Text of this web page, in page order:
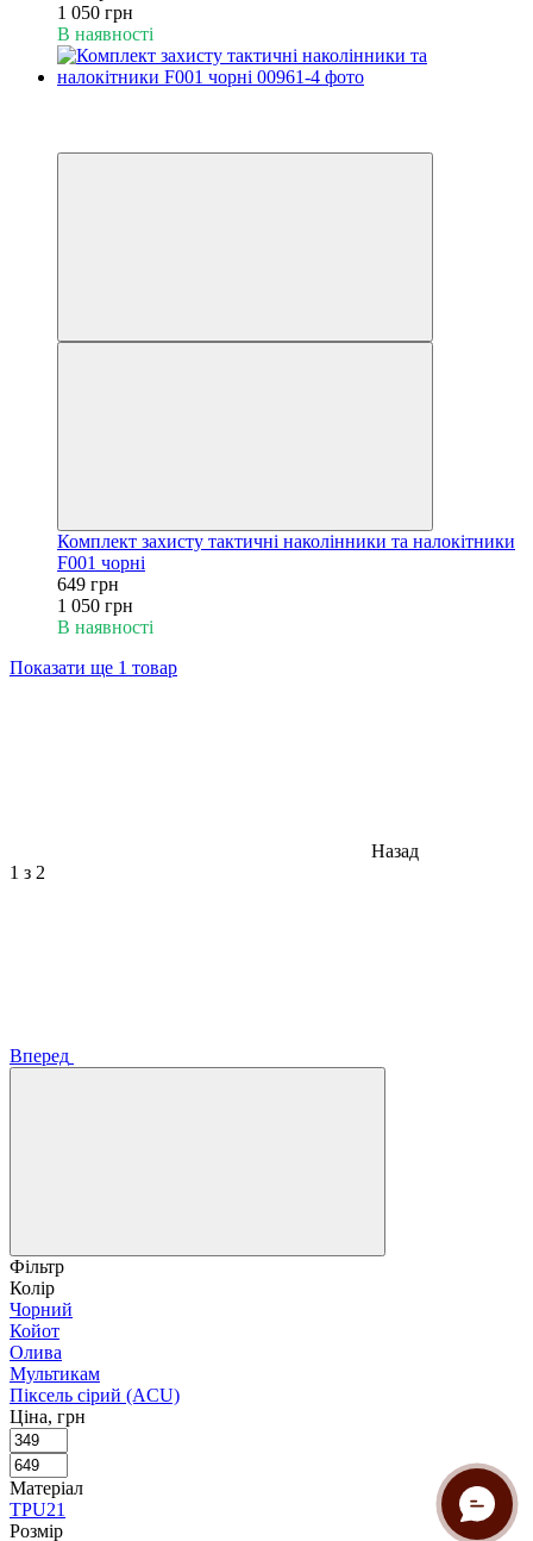
1 050 грн
В наявності
Комплект захисту тактичні наколінники та налокітники
F001 чорні
649 грн
1 050 грн
В наявності
Показати ще 1 товар
Назад
1 з 2
Вперед
Фільтр
Колір
Чорний
Койот
Олива
Мультикам
Піксель сірий (ACU)
Ціна, грн
Матеріал
TPU21
Розмір